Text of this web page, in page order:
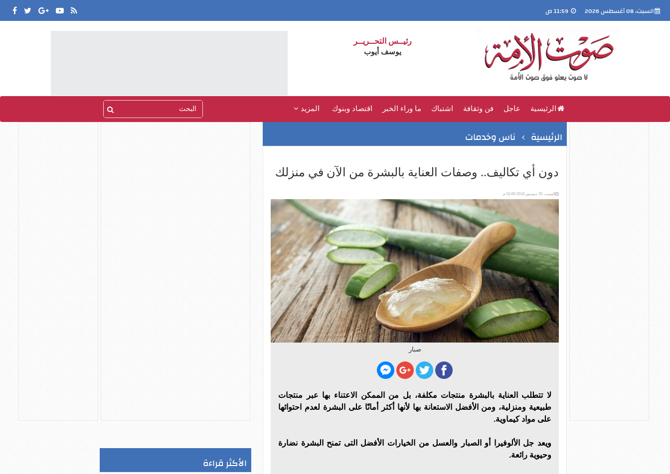
السبت، 08 أغسطس 2026
رئيــس التحــريــر
يوسف أيوب
الرئيسية عاجل فن وثقافة اشتباك ما وراء الخبر اقتصاد وبنوك المزيد
الرئيسية ناس وخدمات
دون أي تكاليف.. وصفات العناية بالبشرة من الآن في منزلك
السبت، 29 ديسمبر 2018 02:00 م
صبار
لا تتطلب العناية بالبشرة منتجات مكلفة، بل من الممكن الاعتناء بها عبر منتجات
طبيعية ومنزلية، ومن الأفضل الاستعانة بها لأنها أكثر أمانًا على البشرة لعدم احتوائها
على مواد كيماوية.
ويعد جل الألوفيرا أو الصبار والعسل من الخيارات الأفضل التى تمنح البشرة نضارة
وحيوية رائعة.
الأكثر قراءة